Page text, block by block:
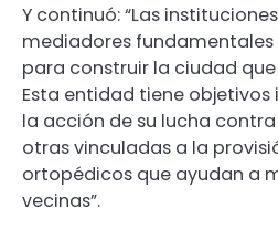
Y continuó: “Las
mediadores
para construir la ciudad
Esta entidad tiene
la acción de su lucha
otras vinculadas a la
ortopédicos que ayudan a
vecinas”.